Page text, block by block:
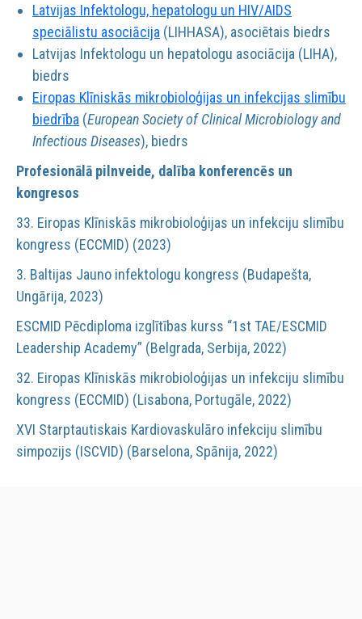
Latvijas Infektologu, hepatologu un HIV/AIDS
speciālistu asociācija (LIHHASA), asociētais biedrs
Latvijas Infektologu un hepatologu asociācija (LIHA),
biedrs
Eiropas Klīniskās mikrobioloģijas un infekcijas slimību
biedrība (European Society of Clinical Microbiology and
Infectious Diseases), biedrs
Profesionālā pilnveide, dalība konferencēs un
kongresos
33. Eiropas Klīniskās mikrobioloģijas un infekciju slimību
kongress (ECCMID) (2023)
3. Baltijas Jauno infektologu kongress (Budapešta,
Ungārija, 2023)
ESCMID Pēcdiploma izglītības kurss “1st TAE/ESCMID
Leadership Academy” (Belgrada, Serbija, 2022)
32. Eiropas Klīniskās mikrobioloģijas un infekciju slimību
kongress (ECCMID) (Lisabona, Portugāle, 2022)
XVI Starptautiskais Kardiovaskulāro infekciju slimību
simpozijs (ISCVID) (Barselona, Spānija, 2022)